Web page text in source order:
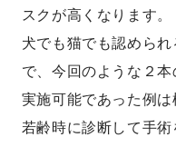
スクが高くなります。
犬でも猫でも認めら
で、今回のような２
実施可能であった例は
若齢時に診断して手